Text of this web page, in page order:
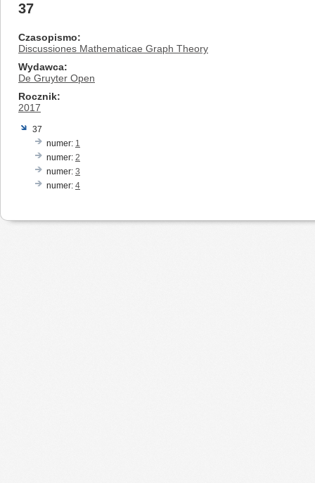
37
Czasopismo
Discussiones Mathematicae Graph Theory
Wydawca
De Gruyter Open
Rocznik
2017
37
numer: 1
numer: 2
numer: 3
numer: 4